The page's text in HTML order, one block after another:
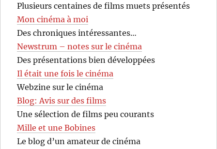
Plusieurs centaines de films muets présentés
Mon cinéma à moi
Des chroniques intéressantes…
Newstrum – notes sur le cinéma
Des présentations bien développées
Il était une fois le cinéma
Webzine sur le cinéma
Blog: Avis sur des films
Une sélection de films peu courants
Mille et une Bobines
Le blog d’un amateur de cinéma